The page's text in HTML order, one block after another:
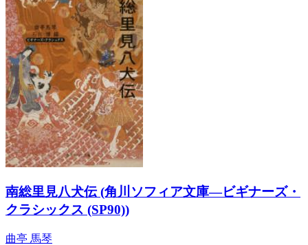
南総里見八犬伝 (角川ソフィア文庫―ビギナーズ・
クラシックス (SP90))
曲亭 馬琴